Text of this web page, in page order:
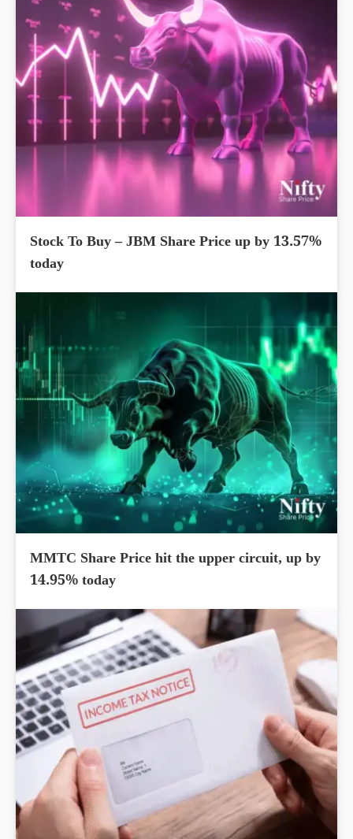
Stock To Buy – JBM Share Price up by 13.57%
today
MMTC Share Price hit the upper circuit, up by
14.95% today